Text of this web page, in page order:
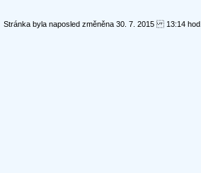
Stránka byla naposled změněna 30. 7. 2015 13:14 hod.